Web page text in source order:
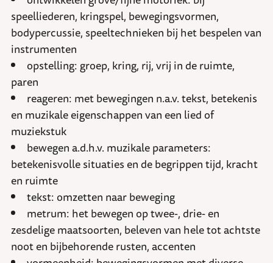
speelliederen, kringspel, bewegingsvormen,
bodypercussie, speeltechnieken bij het bespelen van
instrumenten
opstelling: groep, kring, rij, vrij in de ruimte,
paren
reageren: met bewegingen n.a.v. tekst, betekenis
en muzikale eigenschappen van een lied of
muziekstuk
bewegen a.d.h.v. muzikale parameters:
betekenisvolle situaties en de begrippen tijd, kracht
en ruimte
tekst: omzetten naar beweging
metrum: het bewegen op twee-, drie- en
zesdelige maatsoorten, beleven van hele tot achtste
noot en bijbehorende rusten, accenten